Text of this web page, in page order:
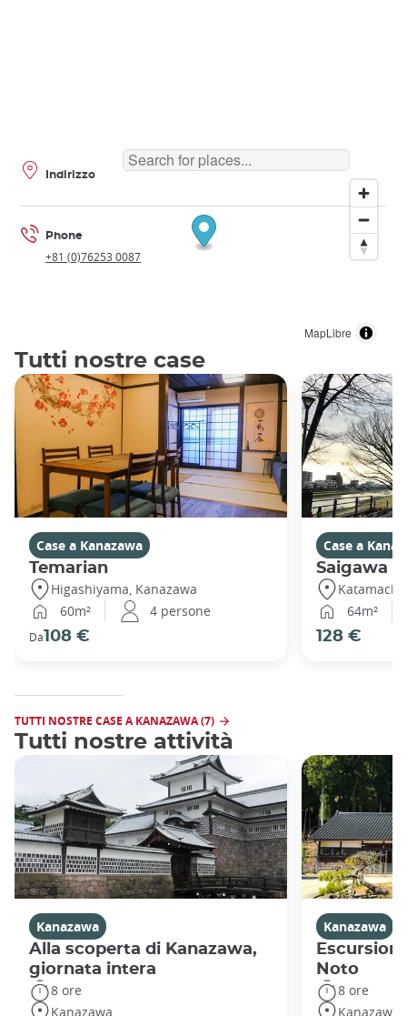
MapLibre
Indirizzo
Phone
+81 (0)76253 0087
Tutti nostre case
Case a Kanazawa
Temarian
Higashiyama, Kanazawa
60m²
4 persone
Da108 €
Case a
Saigawa
64m²
128 €
TUTTI NOSTRE CASE A KANAZAWA (7)
Tutti nostre attività
Kanazawa
Alla scoperta di Kanazawa,
giornata intera
8 ore
Kanazawa
Kanazawa
Noto
8 ore
Kanazawa